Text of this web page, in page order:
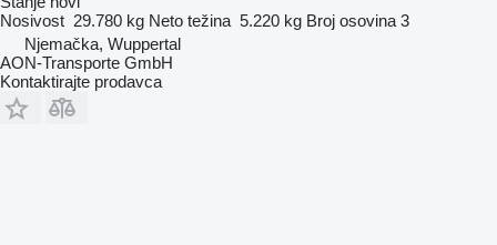
Nosivost 29.780 kg Neto težina 5.220 kg Broj osovina 3
Njemačka, Wuppertal
AON-Transporte GmbH
Kontaktirajte prodavca